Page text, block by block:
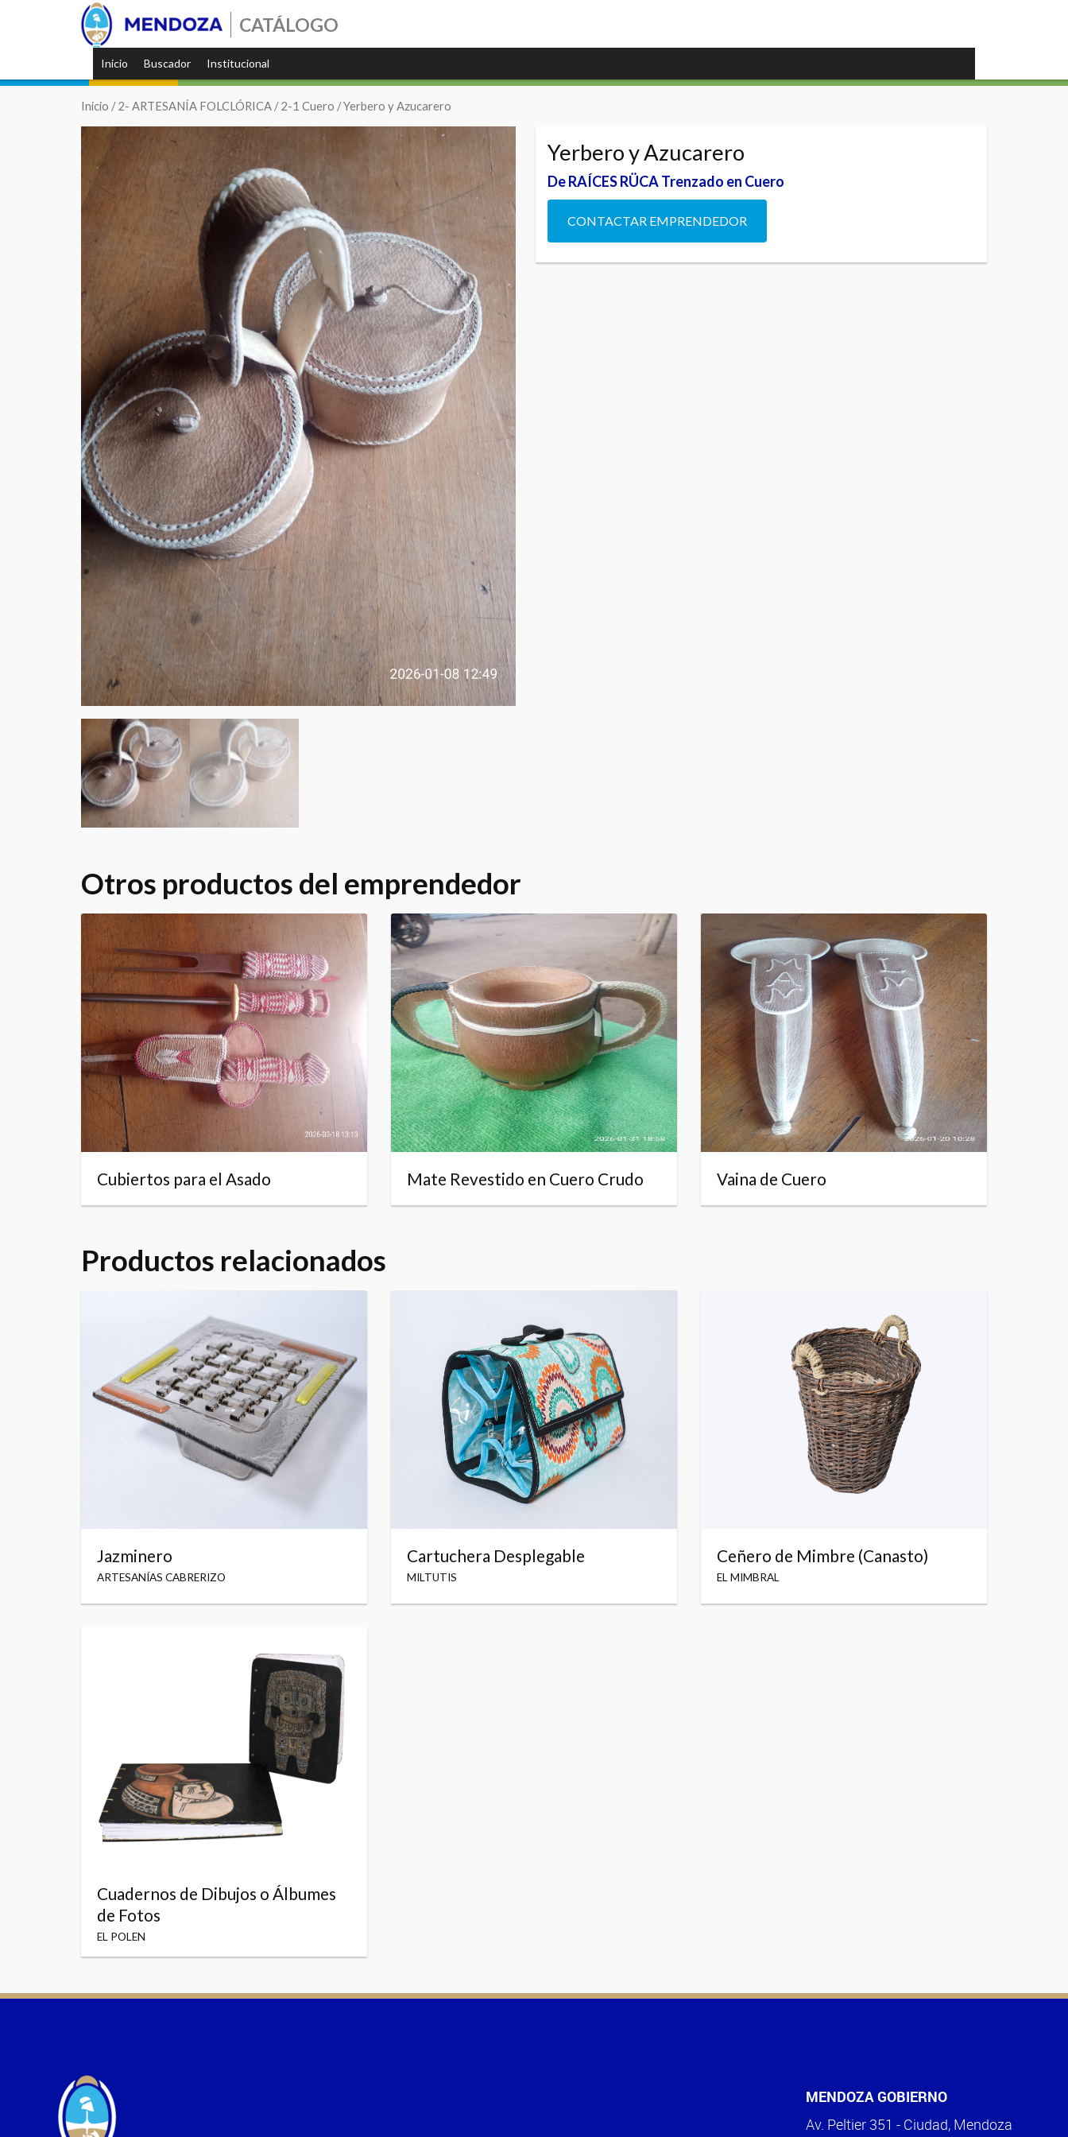
CATÁLOGO
Inicio Buscador Institucional
Inicio /2- ARTESANÍA FOLCLÓRICA /2-1 Cuero / Yerbero y Azucarero
Yerbero y Azucarero
De RAÍCES RÜCA Trenzado en Cuero
CONTACTAR EMPRENDEDOR
Otros productos del emprendedor
Cubiertos para el Asado Mate Revestido en Cuero Crudo Vaina de Cuero
Productos relacionados
Jazminero
ARTESANÍAS CABRERIZO
Cartuchera Desplegable
MILTUTIS
Ceñero de Mimbre (Canasto)
EL MIMBRAL
Cuadernos de Dibujos o Álbumes
de Fotos
EL POLEN
MENDOZA GOBIERNO
Av. Peltier 351 - Ciudad, Mendoza